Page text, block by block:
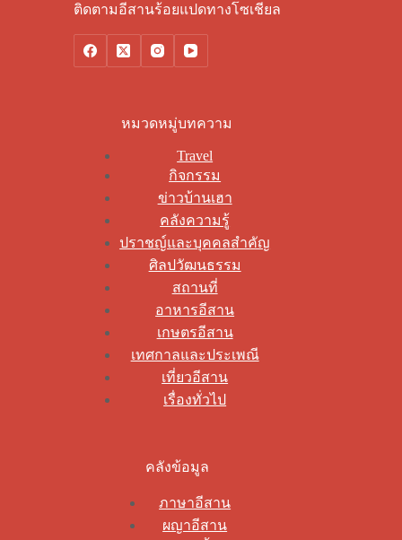
ติดตามอีสานร้อยแปดทางโซเชียล
หมวดหมู่บทความ
Travel
กิจกรรม
ข่าวบ้านเฮา
คลังความรู้
ปราชญ์และบุคคลสำคัญ
ศิลปวัฒนธรรม
สถานที่
อาหารอีสาน
เกษตรอีสาน
เทศกาลและประเพณี
เที่ยวอีสาน
เรื่องทั่วไป
คลังข้อมูล
ภาษาอีสาน
ผญาอีสาน